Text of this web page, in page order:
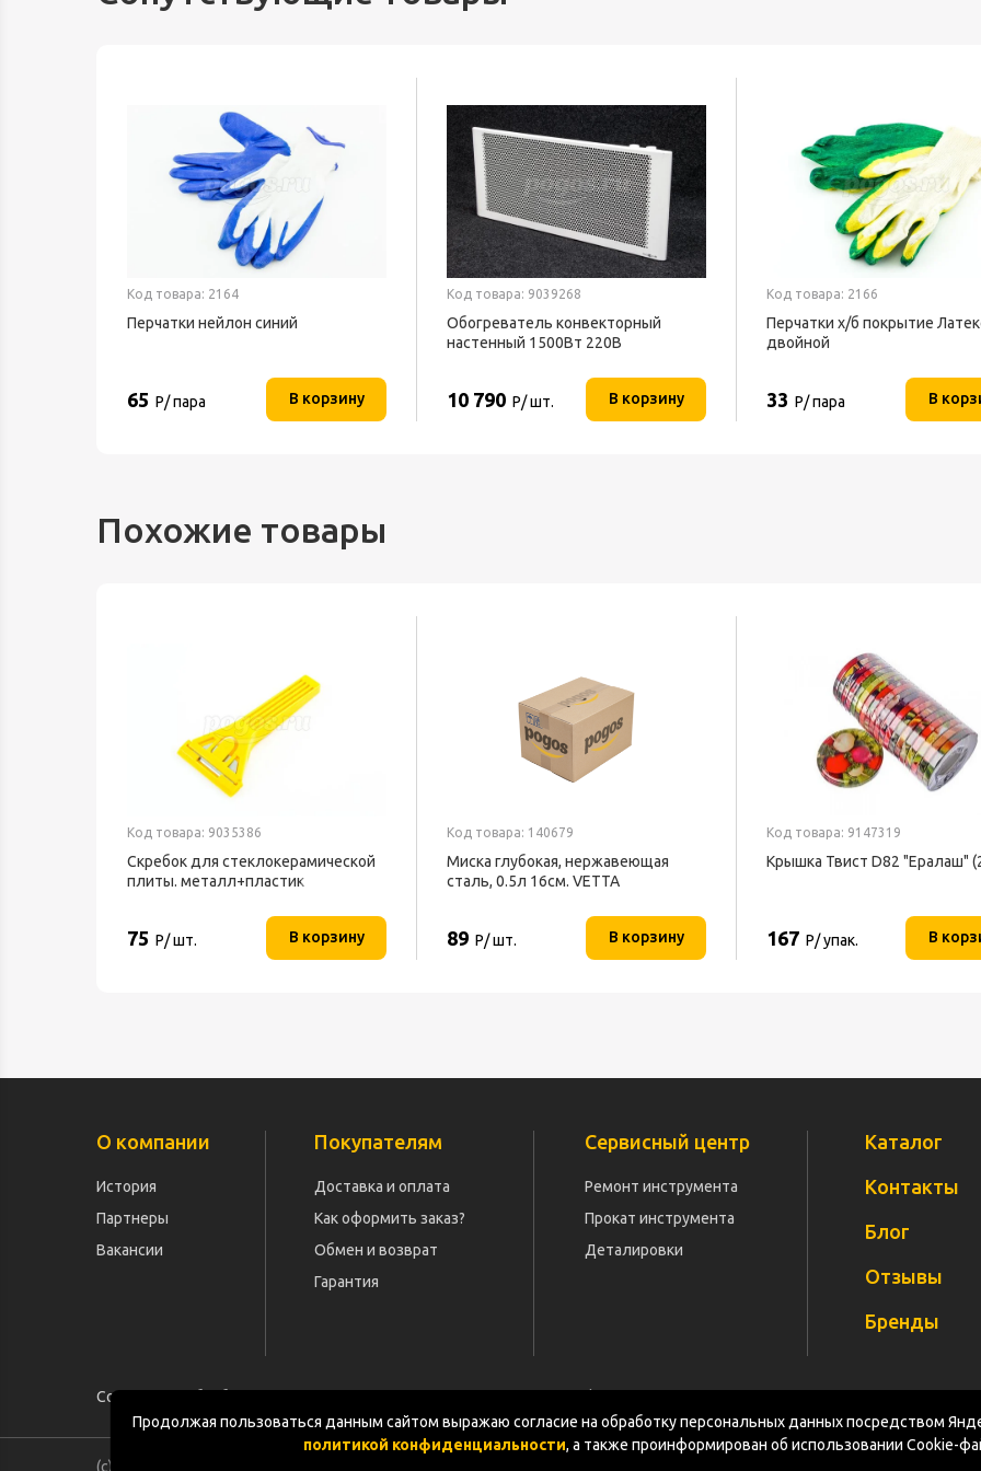
Код товара: 2164
Перчатки нейлон синий
65 Р/ пара В корзину
Код товара: 9039268
Обогреватель конвекторный
настенный 1500Вт 220В
10 790 Р/ шт. В корзину
Код товара: 2166
Перчатки х/б покрытие
двойной
33 Р/ пара В
Похожие товары
Код товара: 9035386
Скребок для стеклокерамической
плиты. металл+пластик
75 Р/ шт. В корзину
Код товара: 140679
Миска глубокая, нержавеющая
сталь, 0.5л 16см. VETTA
89 Р/ шт. В корзину
Код товара: 9147319
Крышка Твист D82 "Ералаш"
167 Р/ упак. В
Продолжая пользоваться данным сайтом выражаю согласие на обработку персональных данных посредством
политикой конфиденциальности, а также проинформирован об использовании Cookie-
О компании
История
Партнеры
Вакансии
Покупателям
Доставка и оплата
Как оформить заказ?
Обмен и возврат
Гарантия
Сервисный центр
Ремонт инструмента
Прокат инструмента
Деталировки
Каталог
Контакты
Блог
Отзывы
Бренды
Согласие на обработку персональных данных Политика конфиденциальности Документация
(с) «POGOS.ru» 2010-2026 (ИП Чивчян М.Р.)